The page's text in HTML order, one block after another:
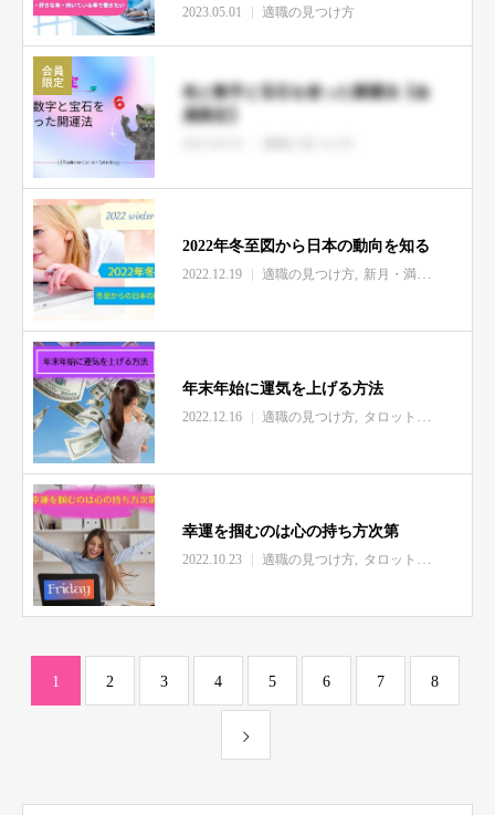
2023.05.01 適職の見つけ方
色と数字と宝石を使った開運法【会
員限定】
2022年冬至図から日本の動向を知る
2022.12.19 適職の見つけ方 新月・満月・季節エネルギー情報
年末年始に運気を上げる方法
2022.12.16 適職の見つけ方 タロット開運日記
幸運を掴むのは心の持ち方次第
2022.10.23 適職の見つけ方 タロット開運日記
1 2 3 4 5 6 7 8